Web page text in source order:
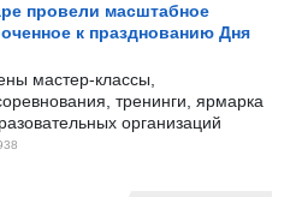
провели масштабное
к празднованию Дня
мастер-классы,
тренинги, ярмарка
организаций